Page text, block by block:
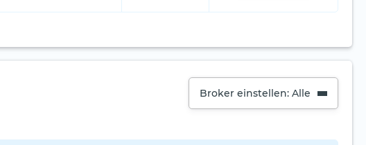
Broker einstellen: Alle